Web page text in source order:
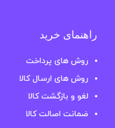
راهنمای خرید
روش های پرداخت
روش های ارسال کالا
لغو و بازگشت کالا
ضمانت اصالت کالا